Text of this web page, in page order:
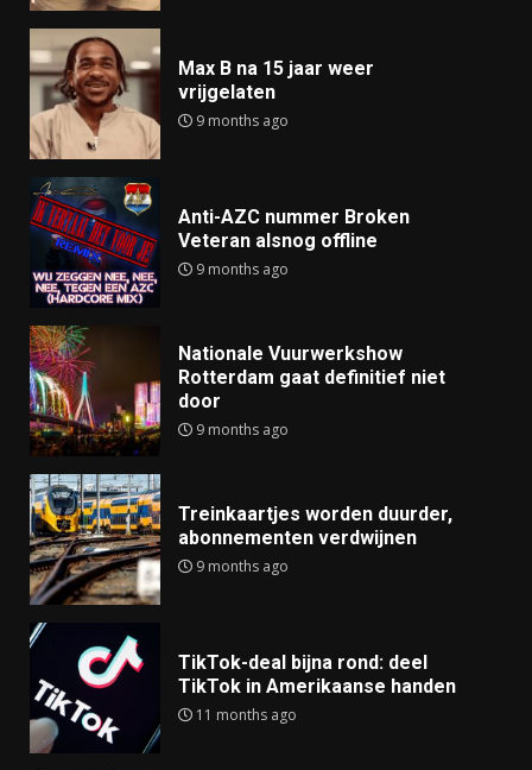
Max B na 15 jaar weer
vrijgelaten
9 months ago
Anti-AZC nummer Broken
Veteran alsnog offline
9 months ago
Nationale Vuurwerkshow
Rotterdam gaat definitief niet
door
9 months ago
Treinkaartjes worden duurder,
abonnementen verdwijnen
9 months ago
TikTok-deal bijna rond: deel
TikTok in Amerikaanse handen
11 months ago